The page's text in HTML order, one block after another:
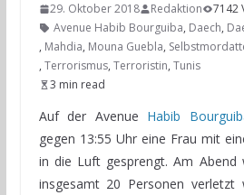
29. Oktober 2018 Redaktion
7142
Avenue Habib Bourguiba, Daech,
, Mahdia, Mouna Guebla,
, Terrorismus, Terroristin, Tunis
3 min read
Auf der Avenue Habib
gegen 13:55 Uhr eine Frau mit
in die Luft gesprengt. Am Abend
insgesamt 20 Personen verletzt